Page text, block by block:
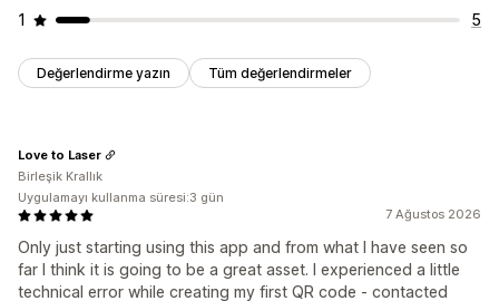
1
5
Değerlendirme yazın Tüm değerlendirmeler
7 Ağustos 2026
Only just starting using this app and from what I have seen so
far I think it is going to be a great asset. I experienced a little
technical error while creating my first QR code - contacted
Love to Laser
Birleşik Krallık
Uygulamayı kullanma süresi:3 gün